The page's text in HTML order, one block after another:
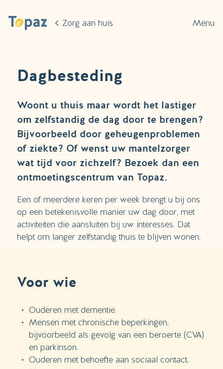
Zorg aan huis
Menu
Dagbesteding
Woont u thuis maar wordt het lastiger
om zelfstandig de dag door te brengen?
Bijvoorbeeld door geheugenproblemen
of ziekte? Of wenst uw mantelzorger
wat tijd voor zichzelf? Bezoek dan een
ontmoetingscentrum van Topaz.
Een of meerdere keren per week brengt u bij ons
op een betekenisvolle manier uw dag door, met
activiteiten die aansluiten bij uw interesses. Dat
helpt om langer zelfstandig thuis te blijven wonen.
Voor wie
Ouderen met dementie.
Mensen met chronische beperkingen,
bijvoorbeeld als gevolg van een beroerte (CVA)
en parkinson.
Ouderen met behoefte aan sociaal contact.